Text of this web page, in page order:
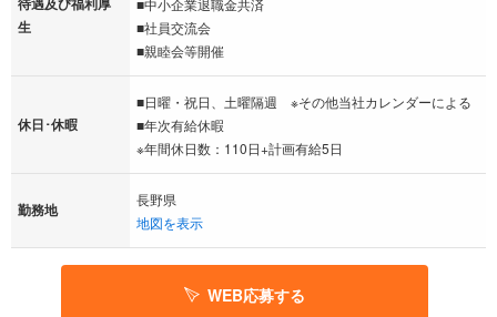
生
■中小企業退職金共済
■社員交流会
■親睦会等開催
休日･休暇
■日曜・祝日、土曜隔週 ※その他当社カレンダーによる
■年次有給休暇
※年間休日数：110日+計画有給5日
勤務地
長野県
地図を表示
WEB応募する